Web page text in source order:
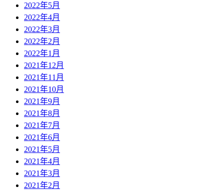
2022年5月
2022年4月
2022年3月
2022年2月
2022年1月
2021年12月
2021年11月
2021年10月
2021年9月
2021年8月
2021年7月
2021年6月
2021年5月
2021年4月
2021年3月
2021年2月